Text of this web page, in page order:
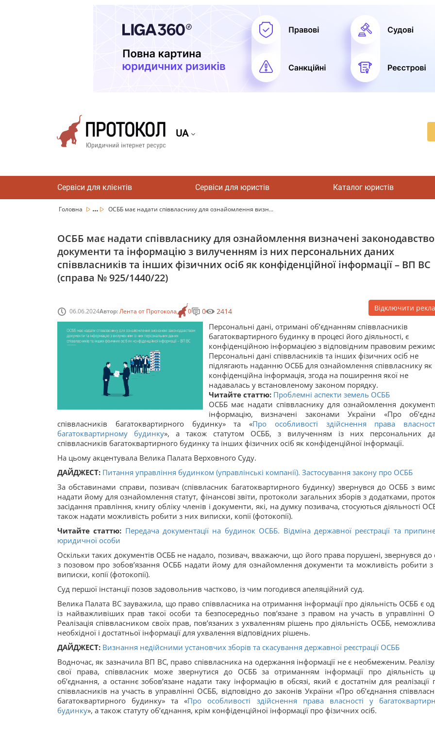
UA
Сервіси для клієнтів Сервіси для юристів Каталог юристів
Головна ... ОСББ має надати співвласнику для ознайомлення визн...
ОСББ має надати співвласнику для ознайомлення визначені
документи та інформацію з вилученням із них персональних даних
співвласників та інших фізичних осіб як конфіденційної інформації – ВП ВС
(справа № 925/1440/22)
06.06.2024Автор:Лента от Протокола 0 0 2414 Відключити
Персональні дані, отримані об’єднанням співвласників
багатоквартирного будинку в процесі його діяльності, є
конфіденційною інформацією з відповідним правовим
Персональні дані співвласників та інших фізичних осіб не
підлягають наданню ОСББ для ознайомлення співвласнику як
конфіденційна інформація, згода на поширення якої не
надавалась у встановленому законом порядку.
Читайте статтю: Проблемні аспекти земель ОСББ
ОСББ має надати співвласнику для ознайомлення
інформацію, визначені законами України «Про
співвласників багатоквартирного будинку» та «Про особливості здійснення права
багатоквартирному будинку», а також статутом ОСББ, з вилученням із них персональних
співвласників багатоквартирного будинку та інших фізичних осіб як конфіденційної інформації.
На цьому акцентувала Велика Палата Верховного Суду.
ДАЙДЖЕСТ: Питання управління будинком (управлінські компанії). Застосування закону про ОСББ
За обставинами справи, позивач (співвласник багатоквартирного будинку) звернувся до ОСББ з
надати йому для ознайомлення статут, фінансові звіти, протоколи загальних зборів з додатками,
засідання правління, книгу обліку членів і документи, які, на думку позивача, стосуються діяльності
також надати можливість робити з них виписки, копії (фотокопії).
Читайте статтю: Передача документації на будинок ОСББ. Відміна державної реєстрації та
юридичної особи
Оскільки таких документів ОСББ не надало, позивач, вважаючи, що його права порушені, звернувся до
з позовом про зобов’язання ОСББ надати йому для ознайомлення документи та можливість робити
виписки, копії (фотокопії).
Суд першої інстанції позов задовольнив частково, із чим погодився апеляційний суд.
Велика Палата ВС зауважила, що право співвласника на отримання інформації про діяльність ОСББ є
із найважливіших прав такої особи та безпосередньо пов’язане з правом на участь в управлінні
Реалізація співвласником своїх прав, пов’язаних з ухваленням рішень про діяльність ОСББ,
необхідної і достатньої інформації для ухвалення відповідних рішень.
ДАЙДЖЕСТ: Визнання недійсними установчих зборів та скасування державної реєстрації ОСББ
Водночас, як зазначила ВП ВС, право співвласника на одержання інформації не є необмеженим.
свої права, співвласник може звернутися до ОСББ за отриманням інформації про діяльність
об’єднання, а останнє зобов’язане надати таку інформацію в обсязі, який є достатнім для реалізації
співвласників на участь в управлінні ОСББ, відповідно до законів України «Про об’єднання
багатоквартирного будинку» та «Про особливості здійснення права власності у
будинку», а також статуту об’єднання, крім конфіденційної інформації про фізичних осіб.